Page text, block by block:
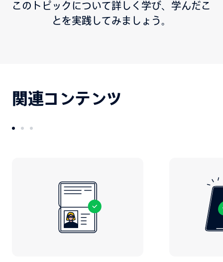
このトピックについて詳しく学び、学んだこ
とを実践してみましょう。
関連コンテンツ